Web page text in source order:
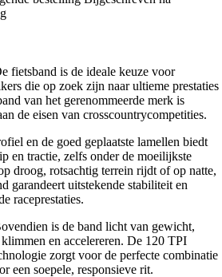
fietsband is de ideale keuze voor
die op zoek zijn naar ultieme prestaties
van het gerenommeerde merk is
de eisen van crosscountrycompetities.
en de goed geplaatste lamellen biedt
en tractie, zelfs onder de moeilijkste
droog, rotsachtig terrein rijdt of op natte,
garandeert uitstekende stabiliteit en
raceprestaties.
is de band licht van gewicht,
en accelereren. De 120 TPI
zorgt voor de perfecte combinatie
een soepele, responsieve rit.